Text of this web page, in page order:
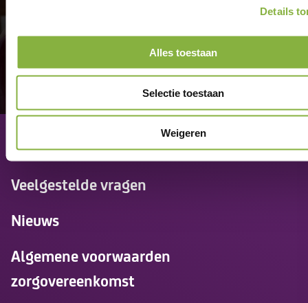
Details
Alles toestaan
Selectie toestaan
Weigeren
Contact
Veelgestelde vragen
Nieuws
Algemene voorwaarden
zorgovereenkomst